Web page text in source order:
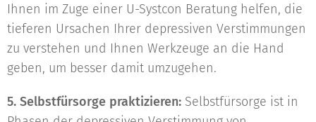
Ihnen im Zuge einer U-Systcon Beratung helfen, die
tieferen Ursachen Ihrer depressiven Verstimmungen
zu verstehen und Ihnen Werkzeuge an die Hand
geben, um besser damit umzugehen.
5. Selbstfürsorge praktizieren: Selbstfürsorge ist in